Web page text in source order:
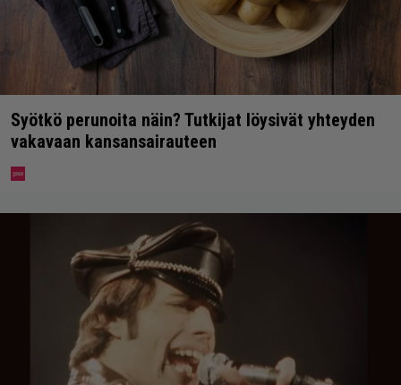
Syötkö perunoita näin? Tutkijat löysivät yhteyden
vakavaan kansansairauteen